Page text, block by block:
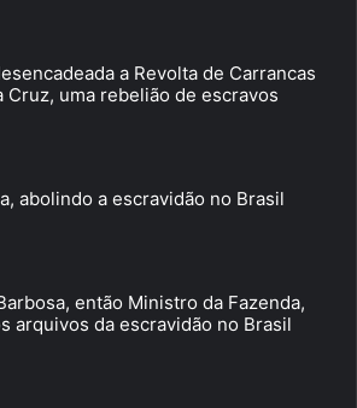
a Revolta de Carrancas
Cruz, uma rebelião de escravos
abolindo a escravidão no Brasil
então Ministro da Fazenda,
arquivos da escravidão no Brasil